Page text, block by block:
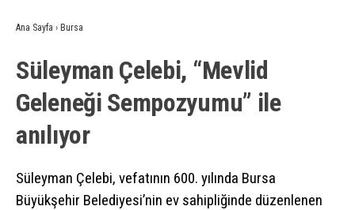
Ana Sayfa › Bursa
Süleyman Çelebi, “Mevlid
Geleneği Sempozyumu” ile
anılıyor
Süleyman Çelebi, vefatının 600. yılında Bursa
Büyükşehir Belediyesi’nin ev sahipliğinde düzenlenen